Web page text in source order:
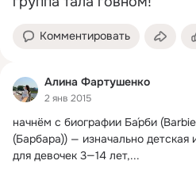
Комментировать
Алина Фартушенко
2 янв 2015
начнём с биографии Ба́рби
(Барбара)) — изначально
для девочек 3—14 лет,...